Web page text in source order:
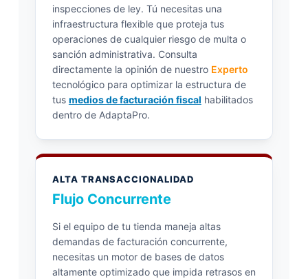
inspecciones de ley. Tú necesitas una
infraestructura flexible que proteja tus
operaciones de cualquier riesgo de multa o
sanción administrativa. Consulta
directamente la opinión de nuestro Experto
tecnológico para optimizar la estructura de
tus medios de facturación fiscal habilitados
dentro de AdaptaPro.
ALTA TRANSACCIONALIDAD
Flujo Concurrente
Si el equipo de tu tienda maneja altas
demandas de facturación concurrente,
necesitas un motor de bases de datos
altamente optimizado que impida retrasos en